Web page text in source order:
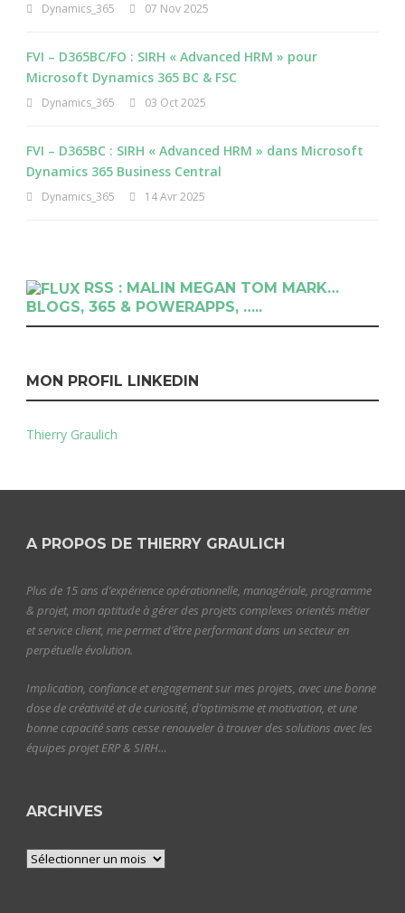
Dynamics_365 07 Nov 2025
FVI – D365BC/FO : SIRH « Advanced HRM » pour
Microsoft Dynamics 365 BC & FSC
Dynamics_365 03 Oct 2025
FVI – D365BC : SIRH « Advanced HRM » dans Microsoft
Dynamics 365 Business Central
Dynamics_365 14 Avr 2025
RSS : MALIN MEGAN TOM MARK…
BLOGS, 365 & POWERAPPS, …..
MON PROFIL LINKEDIN
Thierry Graulich
A PROPOS DE THIERRY GRAULICH
Plus de 15 ans d’expérience opérationnelle, managériale, programme
& projet, mon aptitude à gérer des projets complexes orientés métier
et service client, me permet d’être performant dans un secteur en
perpétuelle évolution.
Implication, confiance et engagement sur mes projets, avec une bonne
dose de créativité et de curiosité, d’optimisme et motivation, et une
bonne capacité sans cesse renouveler à trouver des solutions avec les
équipes projet ERP & SIRH…
ARCHIVES
Archives